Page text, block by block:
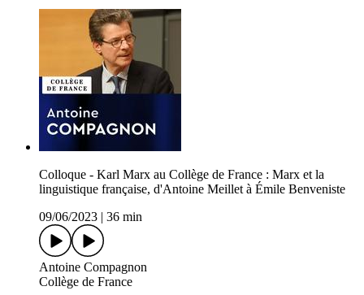
Colloque - Karl Marx au Collège de France : Marx et la
linguistique française, d'Antoine Meillet à Émile Benveniste
09/06/2023
36 min
Antoine Compagnon
Collège de France